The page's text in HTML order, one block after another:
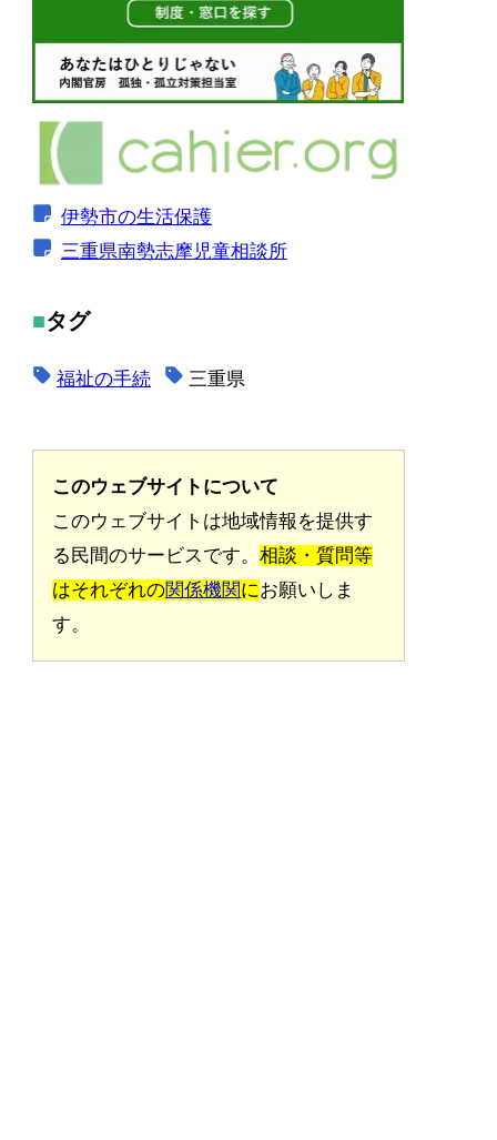
伊勢市の生活保護
三重県南勢志摩児童相談所
タグ
福祉の手続 三重県
このウェブサイトについて
このウェブサイトは地域情報を提供す
る民間のサービスです。相談・質問等
はそれぞれの関係機関にお願いしま
す。